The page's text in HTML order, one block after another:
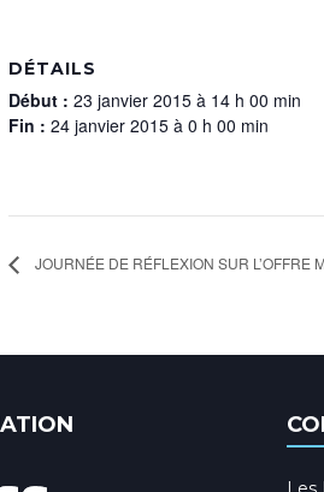
DÉTAILS
Début : 23 janvier 2015 à 14 h 00 min
Fin : 24 janvier 2015 à 0 h 00 min
JOURNÉE DE RÉFLEXION SUR L’OFFRE